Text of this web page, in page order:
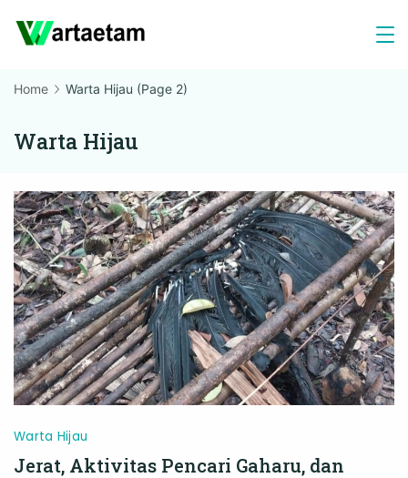
Home Warta Hijau (Page 2)
Warta Hijau
Warta Hijau
Jerat, Aktivitas Pencari Gaharu, dan